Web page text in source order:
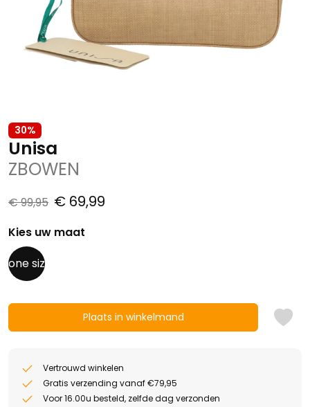
30%
Unisa
ZBOWEN
€ 99,95 € 69,99
Kies uw maat
one siz
Plaats in winkelmand
Vertrouwd winkelen
Gratis verzending vanaf €79,95
Voor 16.00u besteld, zelfde dag verzonden